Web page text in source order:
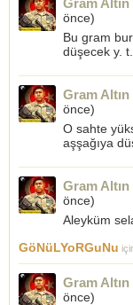
Gram Altın
önce)
Bu gram
düşecek y.
Gram Altın
önce)
O sahte
aşşağıya
Gram Altın
önce)
Aleyküm
GöNüLYoRGuNu
Gram Altın
önce)